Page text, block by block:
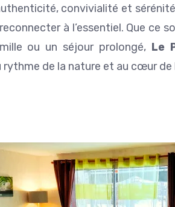
convivialité et
à l’essentiel. Que ce
ou un séjour prolongé, Le
rythme de la nature et au cœur de